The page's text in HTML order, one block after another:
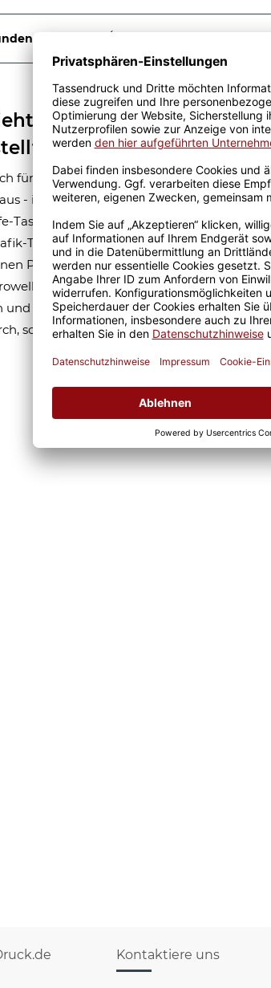
eine richtig coole
aus
für Frauen-Berufe - So sieht eine richtig
- ist eine tolle Geschenkidee, egal zu
Tassen aus hochwertiger Keramik wurden
Team designt. Mit viel Erfahrung werden
Produktion bedruckt. Die Kaffeebecher
geeignet. Somit ist eine lange
und Motivtassen garantiert und der Kaffee
schmeckt gleich nochmal so gut.
Kontaktiere uns